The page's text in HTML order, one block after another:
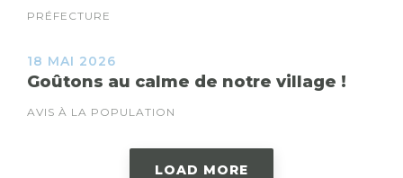
PRÉFECTURE
18 MAI 2026
Goûtons au calme de notre village !
AVIS À LA POPULATION
LOAD MORE